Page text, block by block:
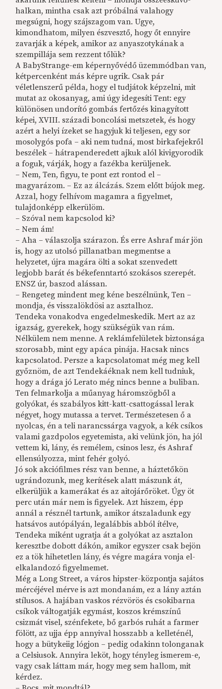
halkan, mintha csak azt próbálná valahogy
megsúgni, hogy szájszagom van. Ugye,
kimondhatom, milyen észvesztő, hogy őt ennyire
zavarják a képek, amikor az anyaszotykának a
szempillája sem rezzent tőlük?
A BabyStrange-em képernyővédő üzemmódban van,
kétpercenként más képre ugrik. Csak pár
véletlenszerű példa, hogy el tudjátok képzelni, mit
mutat az okosanyag, ami úgy idegesíti Tent: egy
különösen undorító gombás fertőzés kinagyított
képei, XVIII. századi boncolási metszetek, és hogy
azért a helyi ízeket se hagyjuk ki teljesen, egy sor
mosolygós pofa – aki nem tudná, most birkafejekről
beszélek – hátrapenderedett ajkuk alól kivigyorodik
a foguk, várják, hogy a fazékba kerüljenek.
– Nem, Ten, figyu, te pont ezt rontod el –
magyarázom. – Ez az álcázás. Szem előtt bújok meg.
Azzal, hogy felhívom magamra a figyelmet,
tulajdonképp elkerülöm.
– Szóval nem kapcsolod ki?
– Nem ám!
– Aha – válaszolja szárazon. És erre Ashraf már jön
is, hogy az utolsó pillanatban megmentse a
helyzetet, újra magára ölti a sokat szenvedett
legjobb barát és békefenntartó szokásos szerepét.
ENSZ úr, baszod alássan.
– Rengeteg mindent meg kéne beszélnünk, Ten –
mondja, és visszalökdösi az asztalhoz.
Tendeka vonakodva engedelmeskedik. Mert az az
igazság, gyerekek, hogy szükségük van rám.
Nélkülem nem menne. A reklámfelületek biztonsága
szorosabb, mint egy apáca pinája. Hacsak nincs
kapcsolatod. Persze a kapcsolatomat még meg kell
győznöm, de azt Tendekáéknak nem kell tudniuk,
hogy a drága jó Lerato még nincs benne a buliban.
Ten felmarkolja a műanyag háromszögből a
golyókat, és szabályos kitt-katt-csattogással lerak
négyet, hogy mutassa a tervet. Természetesen ő a
nyolcas, én a teli narancssárga vagyok, a kék csíkos
valami gazdpolos egyetemista, aki velünk jön, ha jól
vettem ki, lány, és remélem, csinos lesz, és Ashraf
ellensúlyozza, mint fehér golyó.
Jó sok akciófilmes rész van benne, a háztetőkön
ugrándozunk, meg kerítések alatt mászunk át,
elkerüljük a kamerákat és az aitojárőröket. Úgy öt
perc után már nem is figyelek. Azt hiszem, épp
annál a résznél tartunk, amikor átszaladunk egy
hatsávos autópályán, legalábbis abból ítélve,
Tendeka miként ugratja át a golyókat az asztalon
keresztbe dobott dákón, amikor egyszer csak bejön
ez a tök hihetetlen lány, és végre magára vonja el-
elkalandozó figyelmemet.
Még a Long Street, a város hipster-központja sajátos
mércéjével mérve is azt mondanám, ez a lány aztán
stílusos. A hajában vaskos rézvörös és csokibarna
csíkok váltogatják egymást, koszos krémszínű
csizmát visel, szénfekete, bő garbós ruhát a farmer
fölött, az ujja épp annyival hosszabb a kelleténél,
hogy a bütykeiig lógjon – pedig odakinn tolonganak
a Celsiusok. Annyira leköt, hogy tényleg ismerem-e,
vagy csak láttam már, hogy meg sem hallom, mit
kérdez.